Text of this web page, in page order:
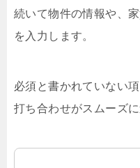
続いて物件の情報や、
を入力します。
必須と書かれていない
打ち合わせがスムーズに